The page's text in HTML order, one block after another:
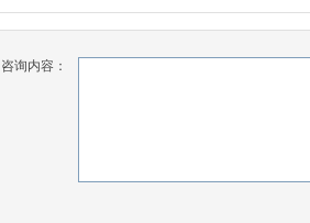
咨询内容：